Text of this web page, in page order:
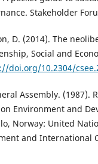
Stakeholder
D. (2014). The
Social and
doi.org/10.2304/
Assembly. (1987).
Environment and
Norway: United
and International